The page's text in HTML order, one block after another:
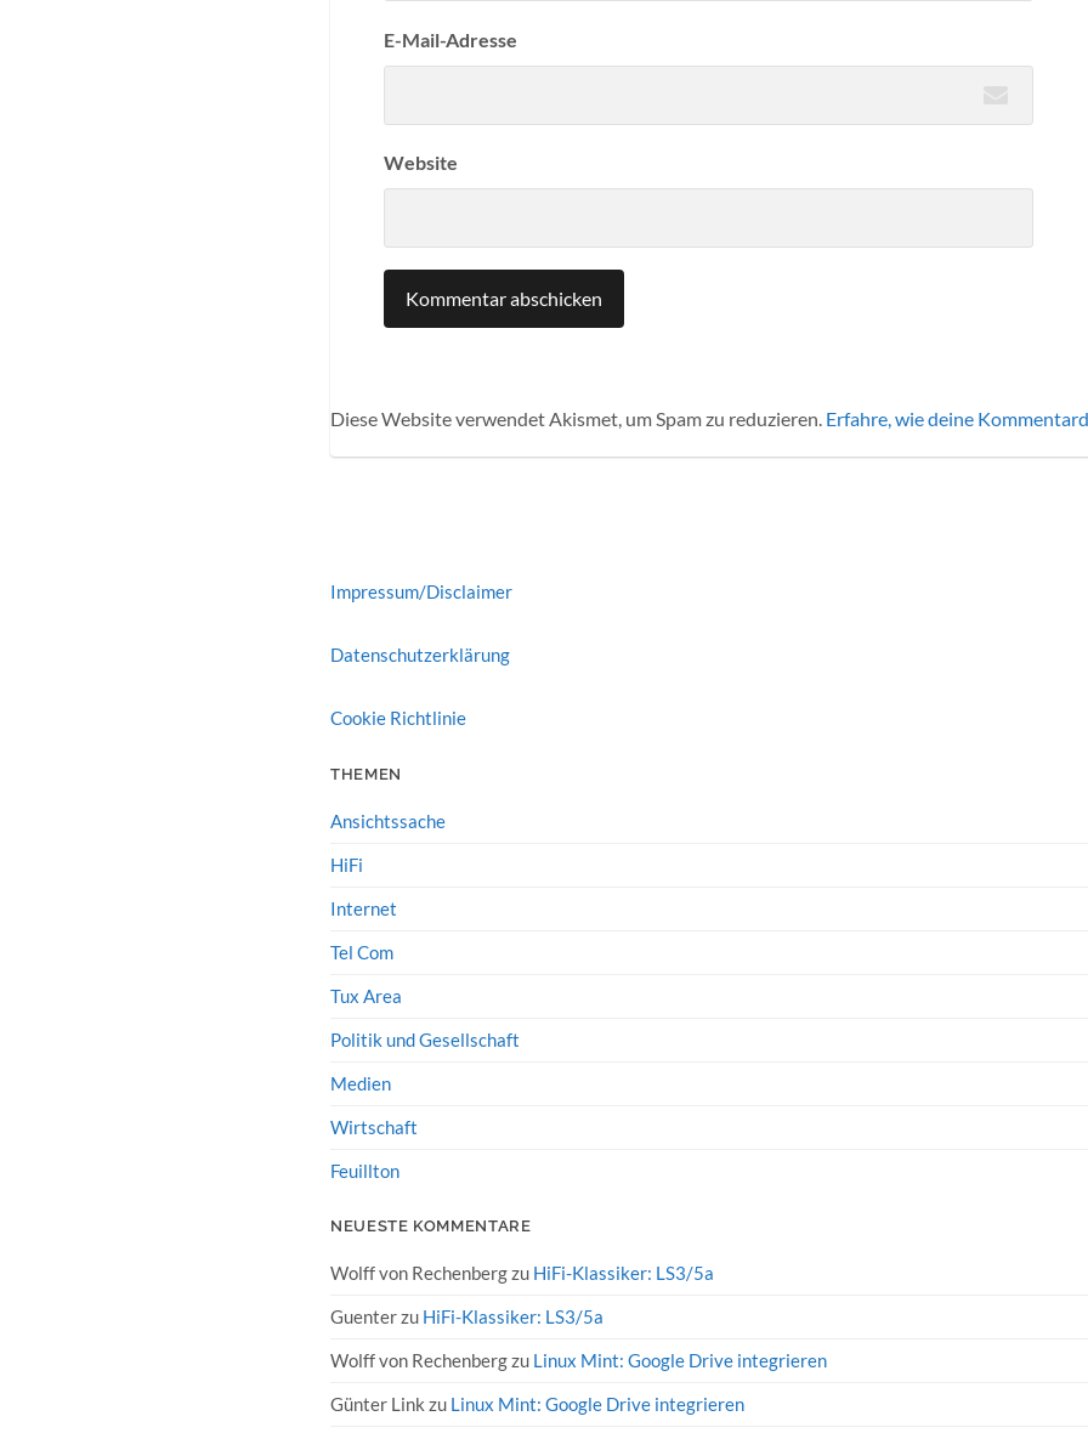
E-Mail-Adresse
Website
Diese Website verwendet Akismet, um Spam zu reduzieren. Erfahre, wie deine
Impressum/Disclaimer
Datenschutzerklärung
Cookie Richtlinie
THEMEN
Ansichtssache
HiFi
Internet
Tel Com
Tux Area
Politik und Gesellschaft
Medien
Wirtschaft
Feuillton
NEUESTE KOMMENTARE
Wolff von Rechenbergzu HiFi-Klassiker: LS3/5a
Guenterzu HiFi-Klassiker: LS3/5a
Wolff von Rechenbergzu Linux Mint: Google Drive integrieren
Günter Link zu Linux Mint: Google Drive integrieren